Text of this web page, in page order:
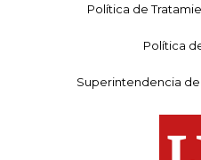
Política de
Política
Superintendencia